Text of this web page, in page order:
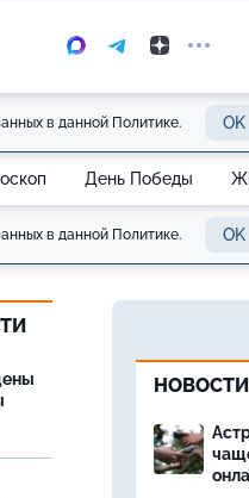
в данной Политике. OK
День Победы
в данной Политике. OK